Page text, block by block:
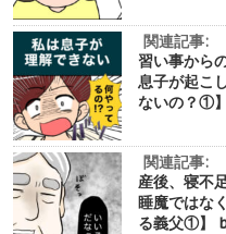
関連記事:
習い事から
息子が起こ
ないの？①
関連記事:
産後、寝不
睡魔ではな
る義父①】